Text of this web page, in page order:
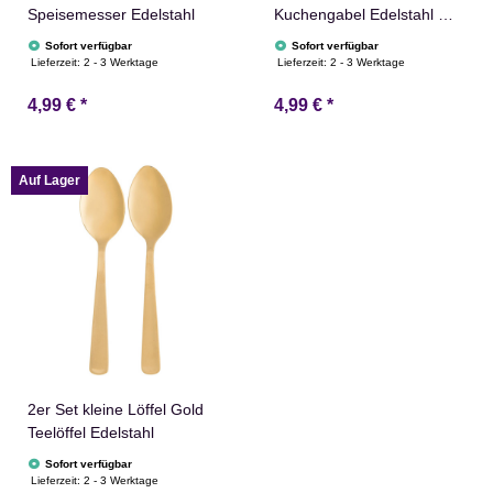
Speisemesser Edelstahl
Sofort verfügbar
Lieferzeit:2 - 3 Werktage
4,99 € *
Kuchengabel Edelstahl mit
4 Zinken
Sofort verfügbar
Lieferzeit:2 - 3 Werktage
4,99 € *
Auf Lager
2er Set kleine Löffel Gold
Teelöffel Edelstahl
Sofort verfügbar
Lieferzeit:2 - 3 Werktage